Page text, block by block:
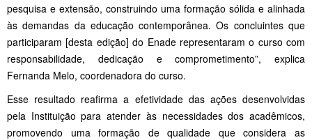
pesquisa e extensão, construindo uma formação sólida e alinhada
às demandas da educação contemporânea. Os concluintes que
participaram [desta edição] do Enade representaram o curso com
responsabilidade, dedicação e comprometimento”, explica
Fernanda Melo, coordenadora do curso.
Esse resultado reafirma a efetividade das ações desenvolvidas
pela Instituição para atender às necessidades dos acadêmicos,
promovendo uma formação de qualidade que considera as